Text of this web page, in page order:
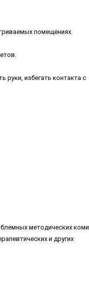
помещениях.
руки, избегать контакта с
методических
и других